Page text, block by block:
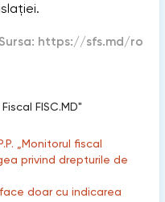
https://sfs.md/ro
FISC.MD"
„Monitorul fiscal
privind drepturile de
doar cu indicarea